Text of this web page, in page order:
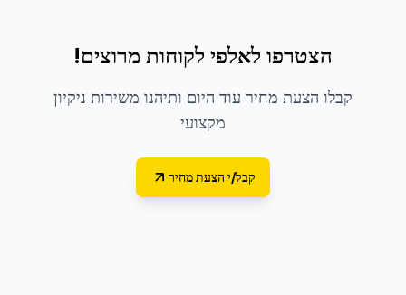
הצטרפו לאלפי לקוחות מרוצים!
קבלו הצעת מחיר עוד היום ותיהנו משירות ניקיון
מקצועי
קבל/י הצעת מחיר